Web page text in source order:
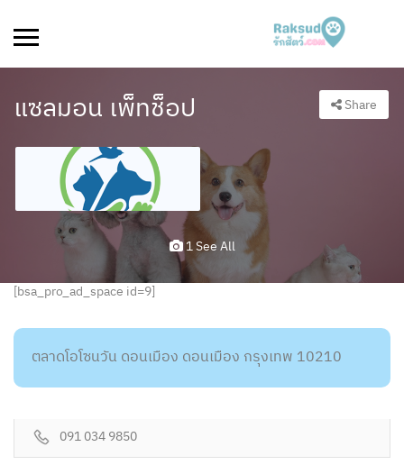
แซลมอน เพ็ทช็อป Share
1 See All
[bsa_pro_ad_space id=9]
ตลาดโอโซนวัน ดอนเมือง ดอนเมือง กรุงเทพ 10210
091 034 9850